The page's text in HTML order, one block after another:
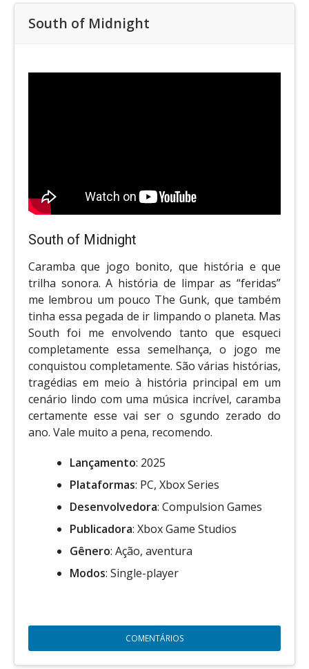
South of Midnight
South of Midnight
Caramba que jogo bonito, que história e que
trilha sonora. A história de limpar as “feridas”
me lembrou um pouco The Gunk, que também
tinha essa pegada de ir limpando o planeta. Mas
South foi me envolvendo tanto que esqueci
completamente essa semelhança, o jogo me
conquistou completamente. São várias histórias,
tragédias em meio à história principal em um
cenário lindo com uma música incrível, caramba
certamente esse vai ser o sgundo zerado do
ano. Vale muito a pena, recomendo.
Lançamento: 2025
Plataformas: PC, Xbox Series
Desenvolvedora: Compulsion Games
Publicadora: Xbox Game Studios
Gênero: Ação, aventura
Modos: Single-player
COMENTÁRIOS